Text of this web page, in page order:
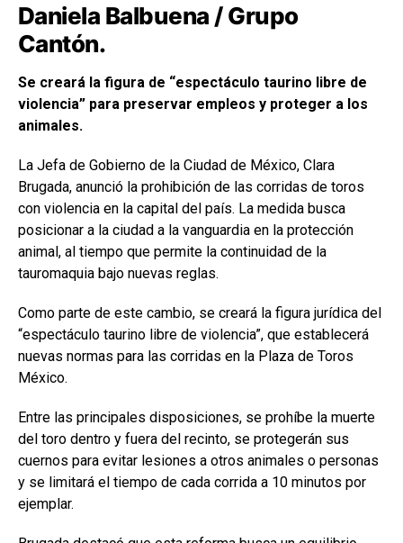
Daniela Balbuena / Grupo
Cantón.
Se creará la figura de “espectáculo taurino libre de
violencia” para preservar empleos y proteger a los
animales.
La Jefa de Gobierno de la Ciudad de México, Clara
Brugada, anunció la prohibición de las corridas de toros
con violencia en la capital del país. La medida busca
posicionar a la ciudad a la vanguardia en la protección
animal, al tiempo que permite la continuidad de la
tauromaquia bajo nuevas reglas.
Como parte de este cambio, se creará la figura jurídica del
“espectáculo taurino libre de violencia”, que establecerá
nuevas normas para las corridas en la Plaza de Toros
México.
Entre las principales disposiciones, se prohíbe la muerte
del toro dentro y fuera del recinto, se protegerán sus
cuernos para evitar lesiones a otros animales o personas
y se limitará el tiempo de cada corrida a 10 minutos por
ejemplar.